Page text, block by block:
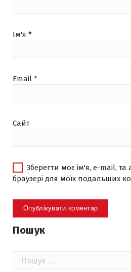
Ім'я *
Email *
Сайт
Зберегти моє ім'я, e-mail, та
браузері для моїх подальших
Пошук
Пошук: